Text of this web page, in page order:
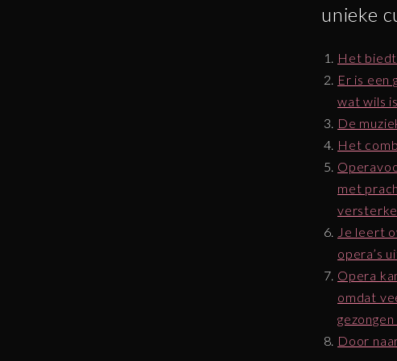
unieke
Het biedt
Er is een
wat wils is.
De
Het
met
Je leert
opera’s
Opera
omdat
gezongen .
Door